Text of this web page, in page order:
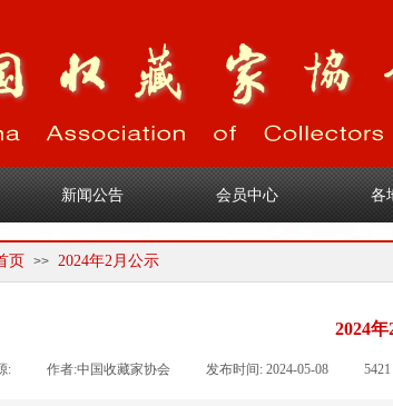
页 >> 2024年2月公示
新闻公告 会员中心 各
1
2024
: 作者:中国收藏家协会 发布时间: 2024-05-08 5421